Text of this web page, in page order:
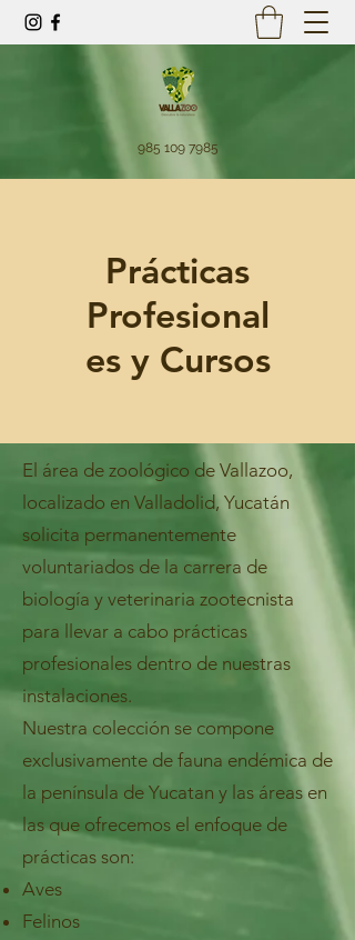
985 109 7985
Prácticas
Profesional
es y Cursos
El área de zoológico de Vallazoo,
localizado en Valladolid, Yucatán
solicita permanentemente
voluntariados de la carrera de
biología y veterinaria zootecnista
para llevar a cabo prácticas
profesionales dentro de nuestras
instalaciones.
Nuestra colección se compone
exclusivamente de fauna endémica de
la península de Yucatan y las áreas en
las que ofrecemos el enfoque de
prácticas son:
Aves
Felinos